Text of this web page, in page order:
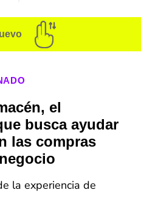
el
busca ayudar
las compras
la experiencia de